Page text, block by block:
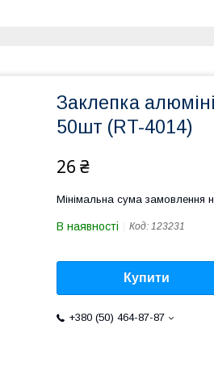
Заклепка
50шт (RT-4014)
26 ₴
Мінімальна сума замовлення
В наявності Код: 123231
Купити
+380 (50) 464-87-87